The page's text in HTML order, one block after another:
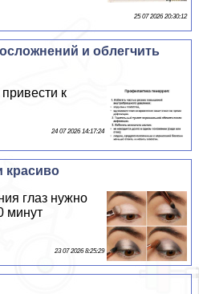
25 07 2026 20:30:12
и облегчить
к
24 07 2026 14:17:24
красиво
глаз нужно
минут
23 07 2026 8:25:29